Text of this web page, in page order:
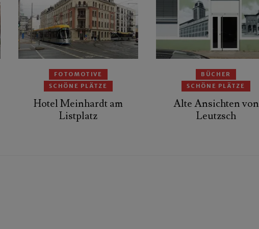
FOTOMOTIVE
SCHÖNE PLÄTZE
Hotel Meinhardt am
Listplatz
BÜCHER
SCHÖNE PLÄTZE
Alte Ansichten von
Leutzsch